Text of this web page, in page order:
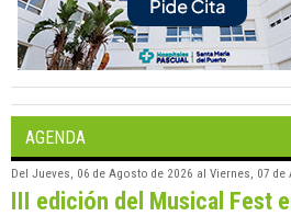
AGENDA
Del Jueves, 06 de Agosto de 2026 al Viernes, 07 de
III edición del Musical Fest